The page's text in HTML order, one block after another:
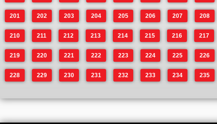
201 202 203 204 205 206 207 208
210 211 212 213 214 215 216 217
219 220 221 222 223 224 225 226
228 229 230 231 232 233 234 235